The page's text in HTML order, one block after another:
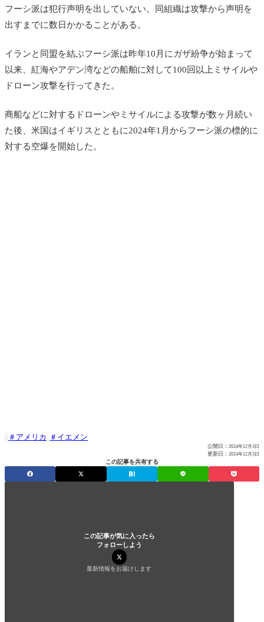
フーシ派は犯行声明を出していない。同組織は攻撃から声明を
出すまでに数日かかることがある。
イランと同盟を結ぶフーシ派は昨年10月にガザ紛争が始まって
以来、紅海やアデン湾などの船舶に対して100回以上ミサイルや
ドローン攻撃を行ってきた。
商船などに対するドローンやミサイルによる攻撃が数ヶ月続い
た後、米国はイギリスとともに2024年1月からフーシ派の標的に
対する空爆を開始した。
アメリカ イエメン
公開日： 2024年12月3日
更新日： 2024年12月3日
この記事を共有する
この記事が気に入ったら
フォローしよう
最新情報をお届けします